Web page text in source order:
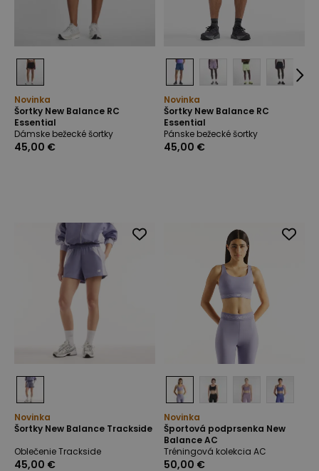
Novinka
Šortky New Balance RC
Essential
Dámske bežecké šortky
45,00 €
Novinka
Šortky New Balance RC
Essential
Pánske bežecké šortky
45,00 €
Novinka
Šortky New Balance Trackside
Oblečenie Trackside
45,00 €
Novinka
Športová podprsenka New
Balance AC
Tréningová kolekcia AC
50,00 €